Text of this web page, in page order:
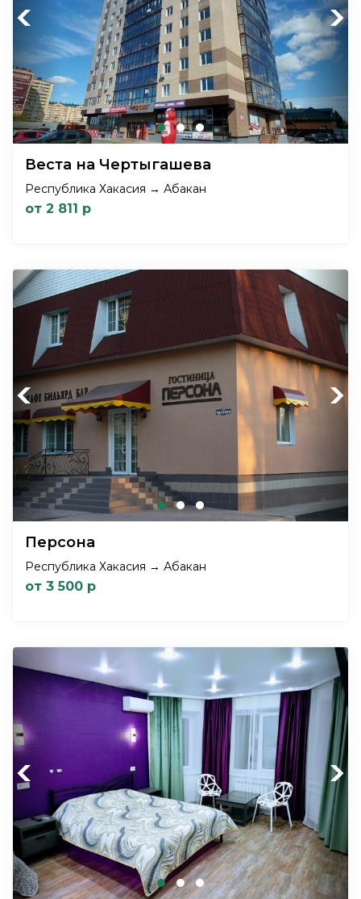
Previous Next
Веста на Чертыгашева
Республика Хакасия → Абакан
от 2 811 р
Previous Next
Персона
Республика Хакасия → Абакан
от 3 500 р
Previous Next